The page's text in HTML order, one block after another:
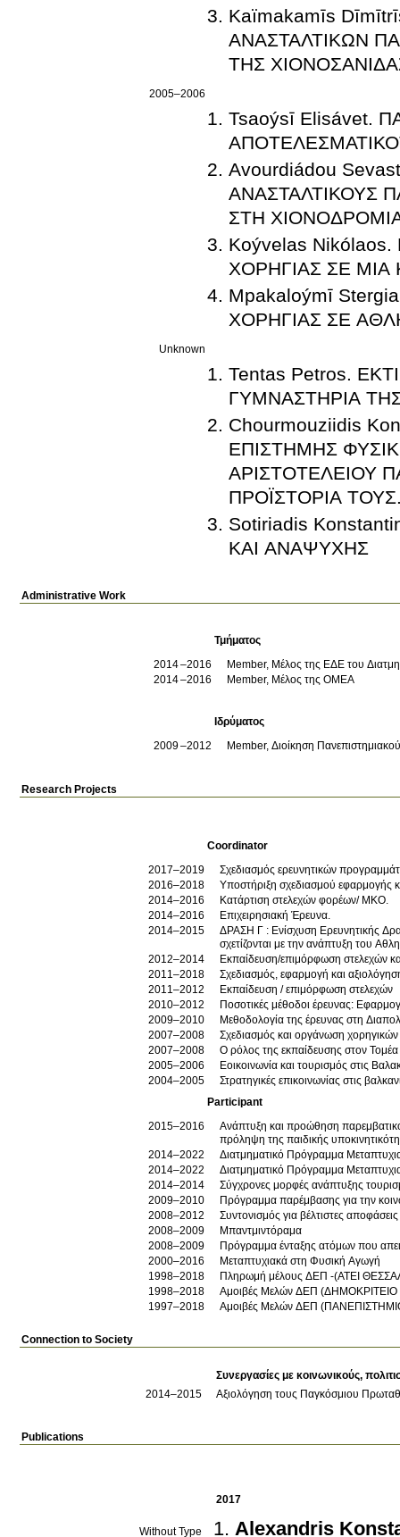
Kaïmakamīs
ΑΝΑΣΤΑΛΤΙΚΩΝ
ΤΗΣ
2005–2006
Tsaoýsī Elisávet.
Avourdiádou
ΑΝΑΣΤΑΛΤΙΚΟΥΣ
ΣΤΗ
Koývelas
ΧΟΡΗΓΙΑΣ ΣΕ
Mpakaloýmī
ΧΟΡΗΓΙΑΣ ΣΕ
Unknown
Tentas Petros.
ΓΥΜΝΑΣΤΗΡΙΑ
Chourmouziidis
ΕΠΙΣΤΗΜΗΣ
ΑΡΙΣΤΟΤΕΛΕΙΟΥ
ΠΡΟΪΣΤΟΡΙΑ
Sotiriadis
ΚΑΙ ΑΝΑΨΥΧΗΣ
Administrative Work
Τμήματος
2014
2016
Member, Μέλος της ΕΔΕ του
2014
2016 Member, Μέλος της ΟΜΕΑ
Ιδρύματος
2009
2012 Member, Διοίκηση
Research Projects
Coordinator
2017–2019
Σχεδιασμός ερευνητικών
2016–2018
Υποστήριξη σχεδιασμού εφαρμογής
2014–2016
Κατάρτιση στελεχών φορέων/ ΜΚΟ.
2014–2016
Επιχειρησιακή Έρευνα.
2014–2015
ΔΡΑΣΗ Γ : Ενίσχυση Ερευνητικής Δραστηριότητας Ανθρωπιστικών Επιστημών (β' φάση): Διερεύνηση παραγόντων που
σχετίζονται με την ανάπτυξη του
2012–2014
Εκπαίδευση/επιμόρφωση στελεχών
2011–2018
Σχεδιασμός, εφαρμογή και
2011–2012
Εκπαίδευση / επιμόρφωση στελεχών
2010–2012
Ποσοτικές μέθοδοι έρευνας:
2009–2010
Μεθοδολογία της έρευνας στη
2007–2008
Σχεδιασμός και οργάνωση
2007–2008
Ο ρόλος της εκπαίδευσης στον
2005–2006
Εοικοινωνία και τουρισμός στις
2004–2005
Στρατηγικές επικοινωνίας στις
Participant
2015–2016
Ανάπτυξη και προώθηση
πρόληψη της παιδικής
2014–2022
Διατμηματικό Πρόγραμμα
2014–2022
Διατμηματικό Πρόγραμμα
2014–2014
Σύγχρονες μορφές ανάπτυξης
2009–2010
Πρόγραμμα παρέμβασης για την
2008–2012
Συντονισμός για βέλτιστες
2008–2009
Mπαντμιντόραμα
2008–2009
Πρόγραμμα ένταξης ατόμων που
2000–2016
Μεταπτυχιακά στη Φυσική Αγωγή
1998–2018
Πληρωμή μέλους ΔΕΠ -(ΑΤΕΙ
1998–2018
Αμοιβές Μελών ΔΕΠ
1997–2018
Αμοιβές Μελών ΔΕΠ
Connection to Society
Συνεργασίες με κοινωνικούς,
2014–2015 Αξιολόγηση τους Παγκόσμιου
Publications
2017
Without Type Alexandris